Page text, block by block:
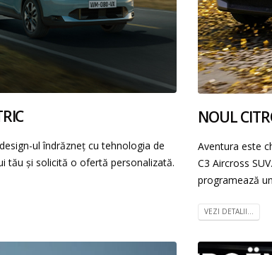
ul îndrăzneț cu tehnologia de
tău și solicită o ofertă personalizată.
NOUL
Aventura este
C3 Aircross
programează
VEZI DETALII...